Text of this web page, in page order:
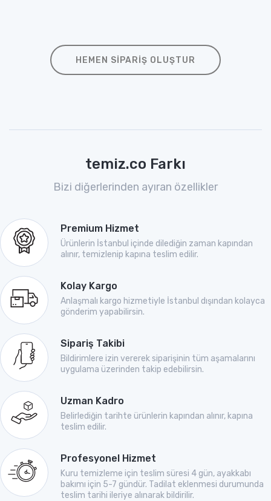
HEMEN SIPARIŞ OLUŞTUR
temiz.co Farkı
Bizi diğerlerinden ayıran özellikler
Premium Hizmet
Ürünlerin İstanbul içinde dilediğin zaman kapından
alınır, temizlenip kapına teslim edilir.
Kolay Kargo
Anlaşmalı kargo hizmetiyle İstanbul dışından kolayca
gönderim yapabilirsin.
Sipariş Takibi
Bildirimlere izin vererek siparişinin tüm aşamalarını
uygulama üzerinden takip edebilirsin.
Uzman Kadro
Belirlediğin tarihte ürünlerin kapından alınır, kapına
teslim edilir.
Profesyonel Hizmet
Kuru temizleme için teslim süresi 4 gün, ayakkabı
bakımı için 5-7 gündür. Tadilat eklenmesi durumunda
teslim tarihi ileriye alınarak bildirilir.